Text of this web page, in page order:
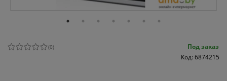
(0)
Под заказ
Код: 6874215